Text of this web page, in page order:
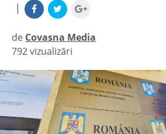
|
de Covasna Media
|
792 vizualizări